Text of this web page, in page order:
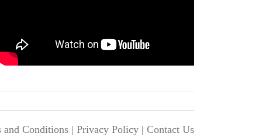
and Conditions | Privacy Policy | Contact Us